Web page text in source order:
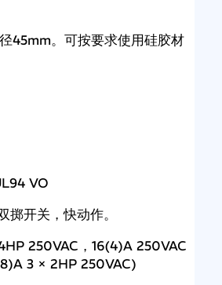
45mm。可按要求使用硅胶材
VO
掷开关，快动作。
250VAC，16(4)A 250VAC
3 × 2HP 250VAC)